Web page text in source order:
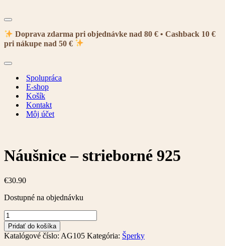
Menu
navigácie
Doprava zdarma pri objednávke nad 80 € • Cashback 10 €
pri nákupe nad 50 €
Menu
navigácieSpolupráca
E-shop
Košík
Kontakt
Môj účet
Náušnice – strieborné 925
€30.90
Dostupné na objednávku
množstvo
Náušnice
-
strieborné
Pridať do košíka
Katalógové číslo: AG105 Kategória: Šperky